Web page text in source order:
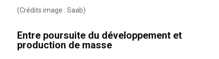
(Crédits image : Saab)
Entre poursuite du développement et
production de masse